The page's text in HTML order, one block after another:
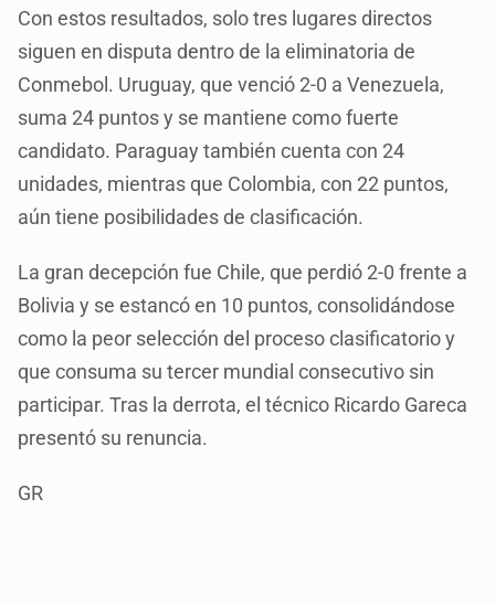
Con estos resultados, solo tres lugares directos
siguen en disputa dentro de la eliminatoria de
Conmebol. Uruguay, que venció 2-0 a Venezuela,
suma 24 puntos y se mantiene como fuerte
candidato. Paraguay también cuenta con 24
unidades, mientras que Colombia, con 22 puntos,
aún tiene posibilidades de clasificación.
La gran decepción fue Chile, que perdió 2-0 frente a
Bolivia y se estancó en 10 puntos, consolidándose
como la peor selección del proceso clasificatorio y
que consuma su tercer mundial consecutivo sin
participar. Tras la derrota, el técnico Ricardo Gareca
presentó su renuncia.
GR